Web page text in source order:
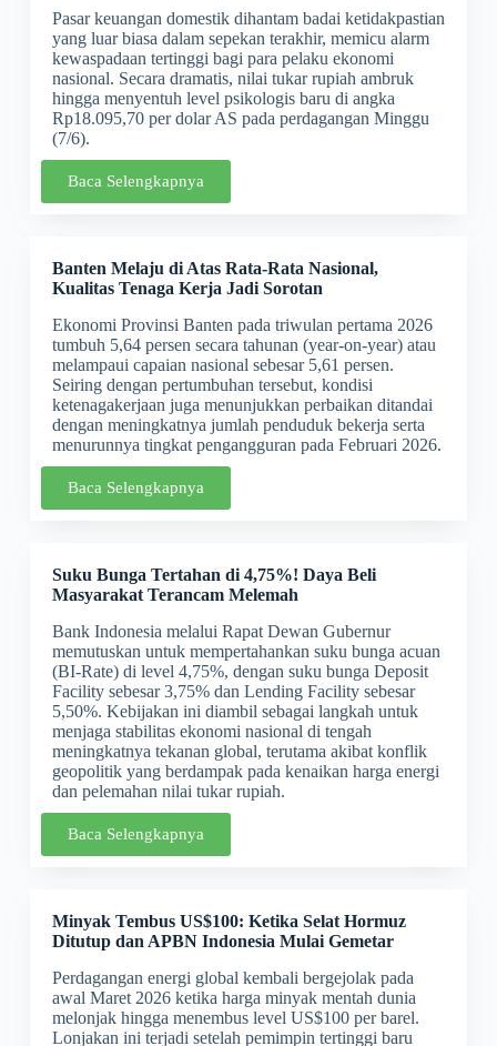
Pasar keuangan domestik dihantam badai ketidakpastian
yang luar biasa dalam sepekan terakhir, memicu alarm
kewaspadaan tertinggi bagi para pelaku ekonomi
nasional. Secara dramatis, nilai tukar rupiah ambruk
hingga menyentuh level psikologis baru di angka
Rp18.095,70 per dolar AS pada perdagangan Minggu
(7/6).
Baca Selengkapnya
Banten Melaju di Atas Rata-Rata Nasional,
Kualitas Tenaga Kerja Jadi Sorotan
Ekonomi Provinsi Banten pada triwulan pertama 2026
tumbuh 5,64 persen secara tahunan (year-on-year) atau
melampaui capaian nasional sebesar 5,61 persen.
Seiring dengan pertumbuhan tersebut, kondisi
ketenagakerjaan juga menunjukkan perbaikan ditandai
dengan meningkatnya jumlah penduduk bekerja serta
menurunnya tingkat pengangguran pada Februari 2026.
Baca Selengkapnya
Suku Bunga Tertahan di 4,75%! Daya Beli
Masyarakat Terancam Melemah
Bank Indonesia melalui Rapat Dewan Gubernur
memutuskan untuk mempertahankan suku bunga acuan
(BI-Rate) di level 4,75%, dengan suku bunga Deposit
Facility sebesar 3,75% dan Lending Facility sebesar
5,50%. Kebijakan ini diambil sebagai langkah untuk
menjaga stabilitas ekonomi nasional di tengah
meningkatnya tekanan global, terutama akibat konflik
geopolitik yang berdampak pada kenaikan harga energi
dan pelemahan nilai tukar rupiah.
Baca Selengkapnya
Minyak Tembus US$100: Ketika Selat Hormuz
Ditutup dan APBN Indonesia Mulai Gemetar
Perdagangan energi global kembali bergejolak pada
awal Maret 2026 ketika harga minyak mentah dunia
melonjak hingga menembus level US$100 per barel.
Lonjakan ini terjadi setelah pemimpin tertinggi baru